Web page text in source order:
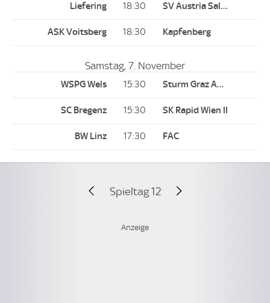
18:30
18:30
Samstag, 7. November
15:30
15:30
17:30
Spieltag 12